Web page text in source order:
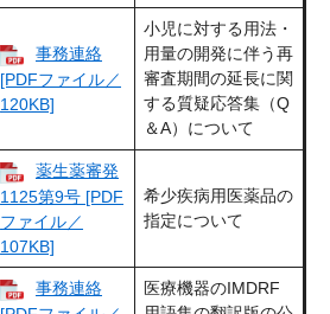
事務連絡
[PDFファイル／
120KB]
小児に対する用法・
用量の開発に伴う再
審査期間の延長に関
する質疑応答集（Q
＆A）について
薬生薬審発
1125第9号 [PDF
ファイル／
107KB]
希少疾病用医薬品の
指定について
事務連絡
医療機器のIMDRF